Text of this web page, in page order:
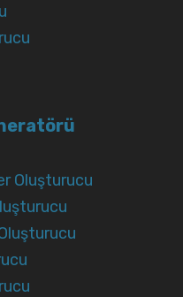
Oluşturucu